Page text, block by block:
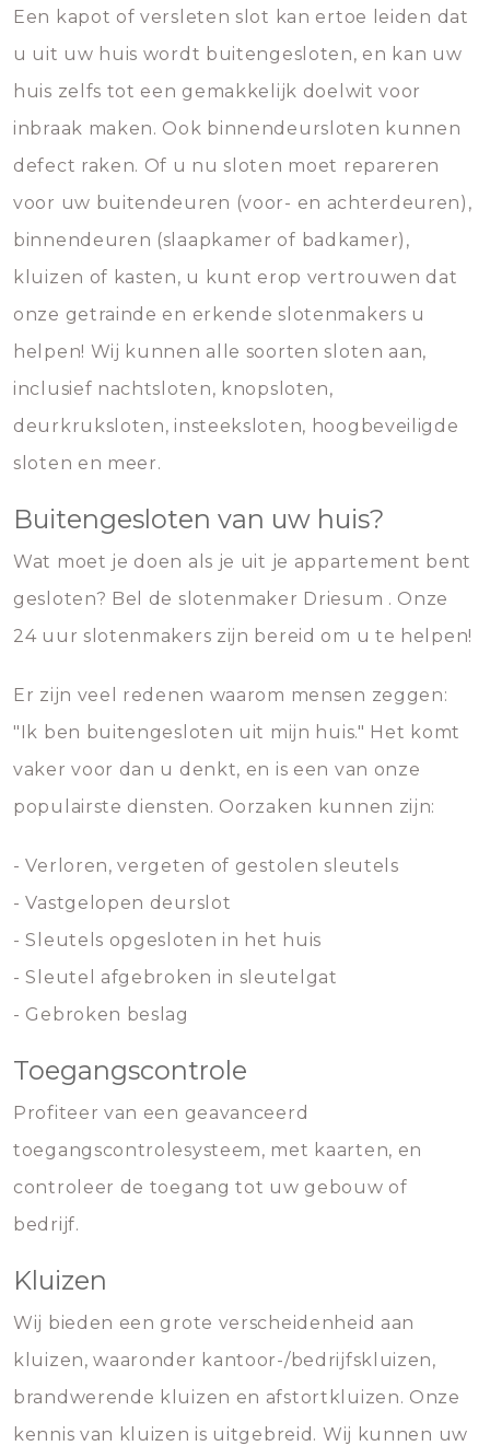
Een kapot of versleten slot kan ertoe leiden dat
u uit uw huis wordt buitengesloten, en kan uw
huis zelfs tot een gemakkelijk doelwit voor
inbraak maken. Ook binnendeursloten kunnen
defect raken. Of u nu sloten moet repareren
voor uw buitendeuren (voor- en achterdeuren),
binnendeuren (slaapkamer of badkamer),
kluizen of kasten, u kunt erop vertrouwen dat
onze getrainde en erkende slotenmakers u
helpen! Wij kunnen alle soorten sloten aan,
inclusief nachtsloten, knopsloten,
deurkruksloten, insteeksloten, hoogbeveiligde
sloten en meer.
Buitengesloten van uw huis?
Wat moet je doen als je uit je appartement bent
gesloten? Bel de slotenmaker Driesum . Onze
24 uur slotenmakers zijn bereid om u te helpen!
Er zijn veel redenen waarom mensen zeggen:
"Ik ben buitengesloten uit mijn huis." Het komt
vaker voor dan u denkt, en is een van onze
populairste diensten. Oorzaken kunnen zijn:
- Verloren, vergeten of gestolen sleutels
- Vastgelopen deurslot
- Sleutels opgesloten in het huis
- Sleutel afgebroken in sleutelgat
- Gebroken beslag
Toegangscontrole
Profiteer van een geavanceerd
toegangscontrolesysteem, met kaarten, en
controleer de toegang tot uw gebouw of
bedrijf.
Kluizen
Wij bieden een grote verscheidenheid aan
kluizen, waaronder kantoor-/bedrijfskluizen,
brandwerende kluizen en afstortkluizen. Onze
kennis van kluizen is uitgebreid. Wij kunnen uw